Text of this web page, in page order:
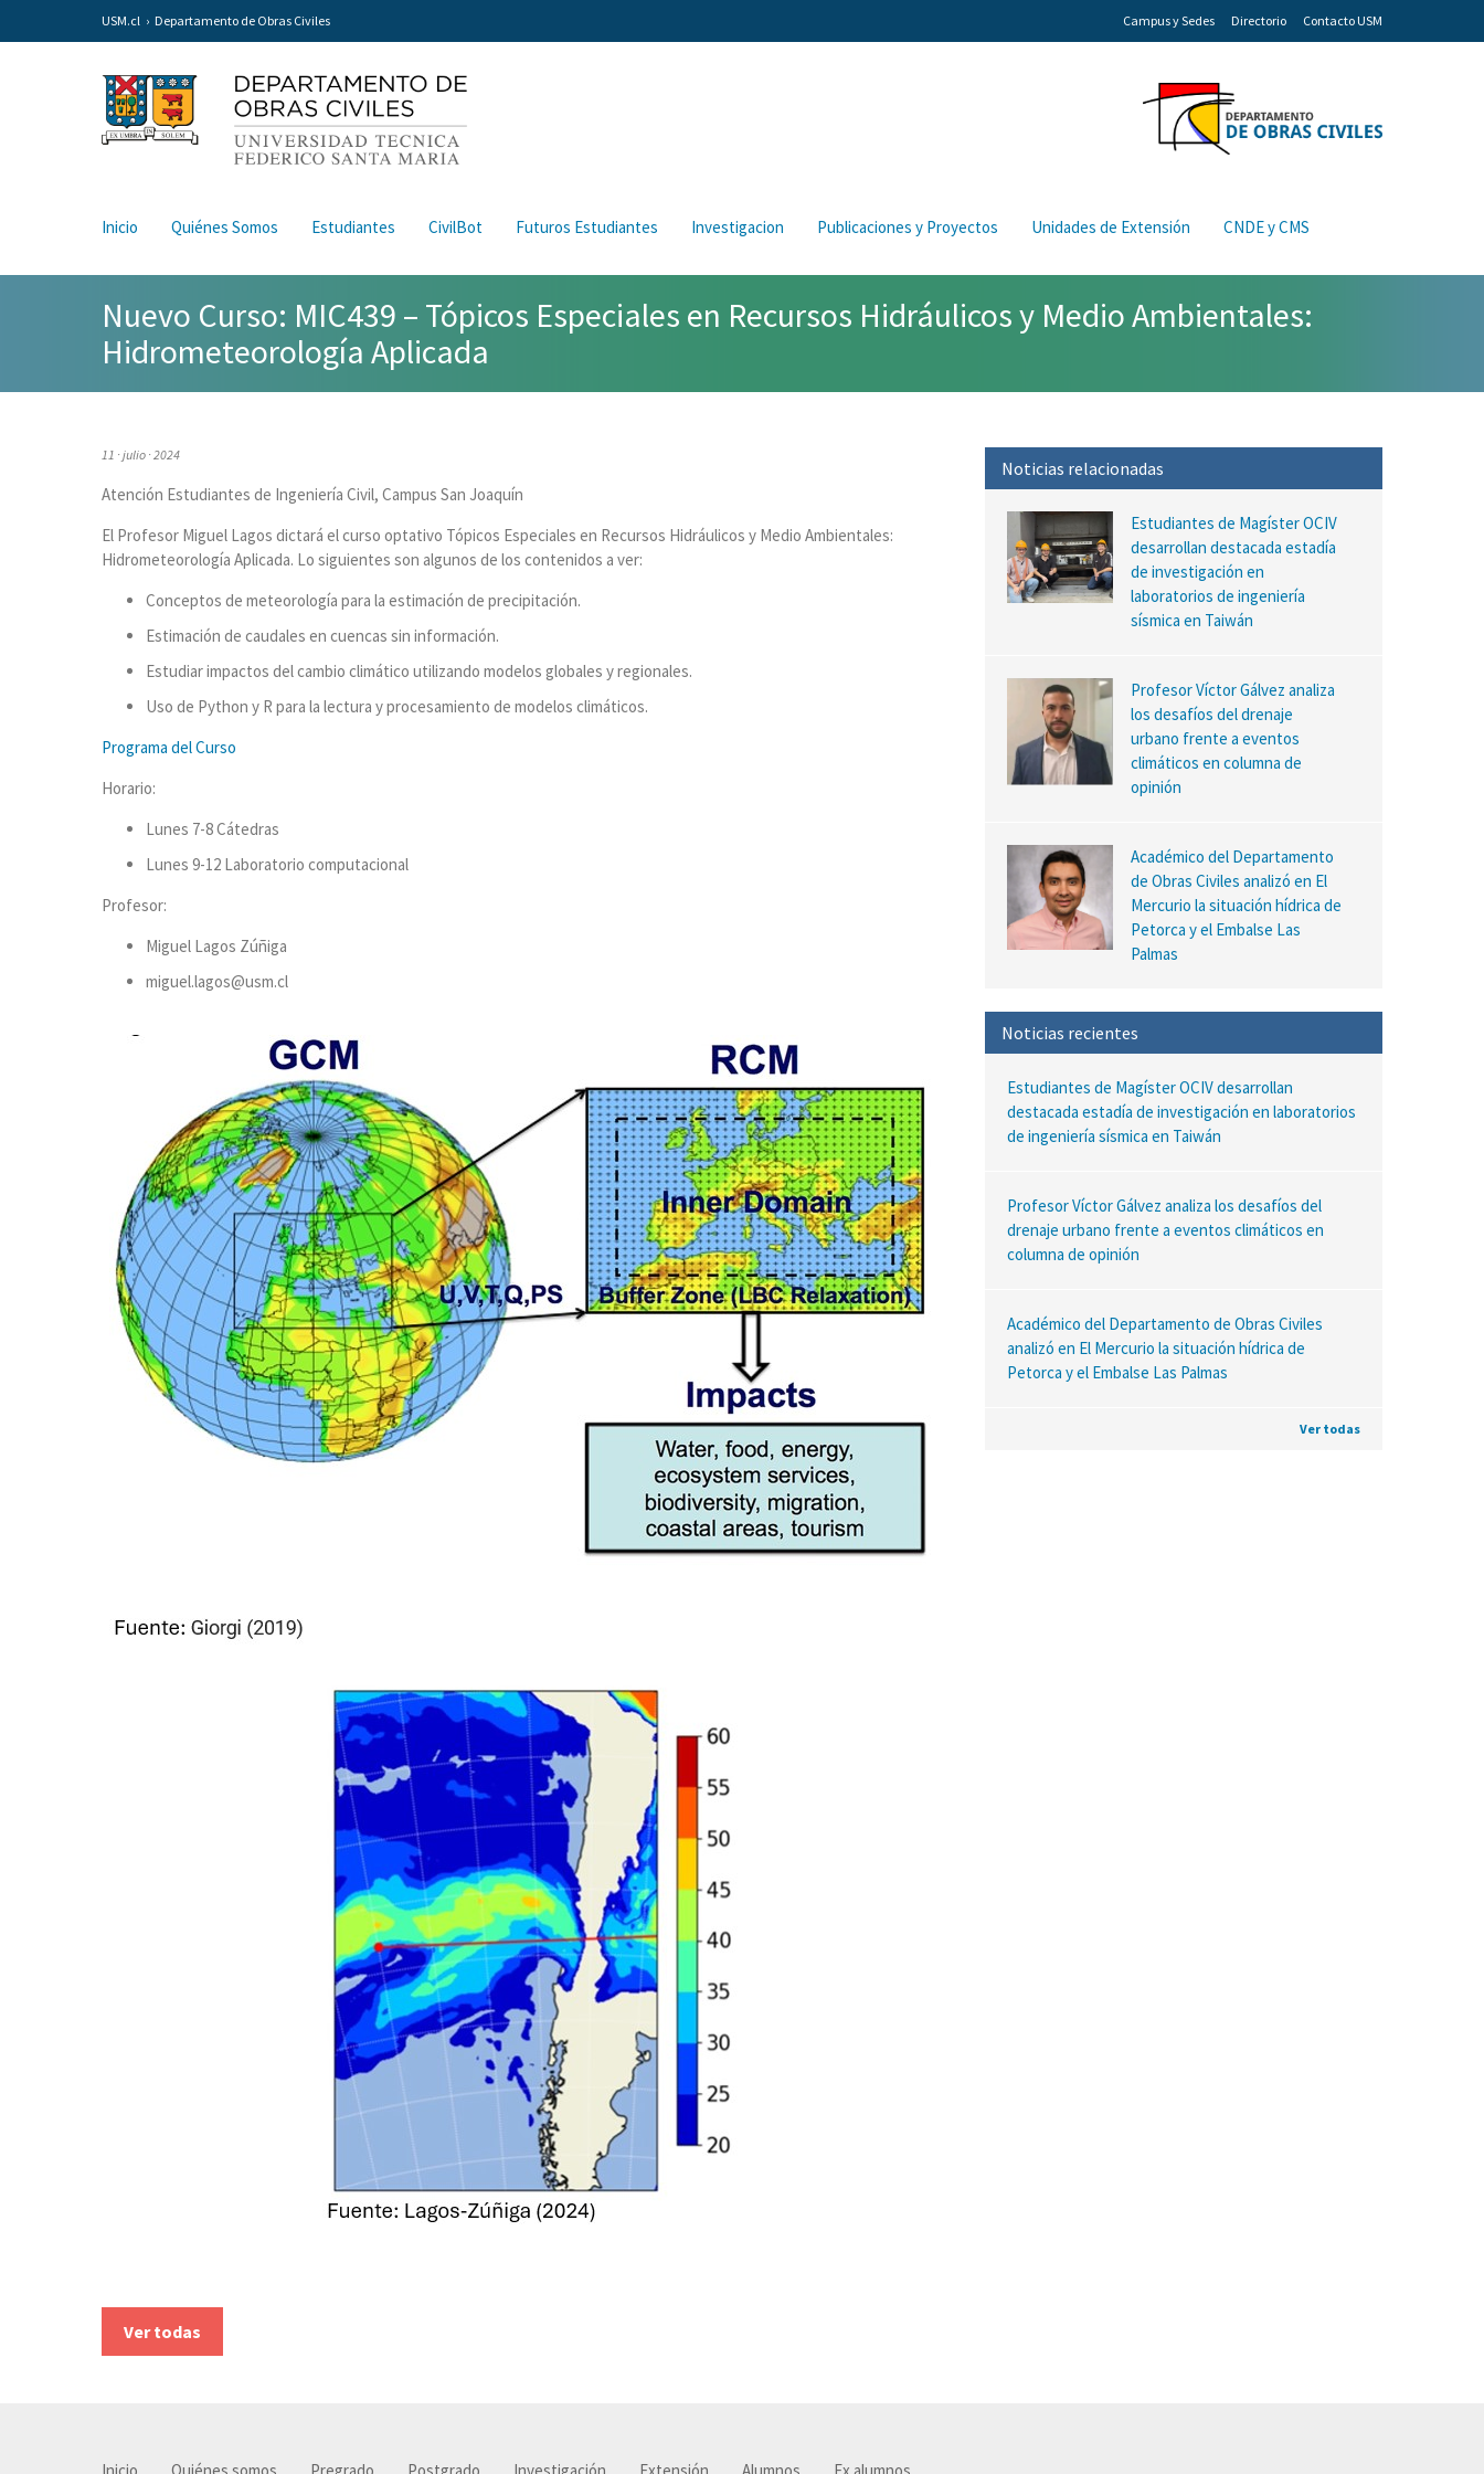
USM.cl Departamento de Obras Civiles Campus y Sedes Directorio Contacto USM
Inicio Quiénes Somos Estudiantes CivilBot Futuros Estudiantes Investigacion Publicaciones y Proyectos Unidades de Extensión CNDE y CMS
Nuevo Curso: MIC439 – Tópicos Especiales en Recursos Hidráulicos y Medio Ambientales:
Hidrometeorología Aplicada
11 · julio · 2024
Atención Estudiantes de Ingeniería Civil, Campus San Joaquín
El Profesor Miguel Lagos dictará el curso optativo Tópicos Especiales en Recursos Hidráulicos y Medio Ambientales:
Hidrometeorología Aplicada. Lo siguientes son algunos de los contenidos a ver:
Conceptos de meteorología para la estimación de precipitación.
Estimación de caudales en cuencas sin información.
Estudiar impactos del cambio climático utilizando modelos globales y regionales.
Uso de Python y R para la lectura y procesamiento de modelos climáticos.
Programa del Curso
Horario:
Lunes 7-8 Cátedras
Lunes 9-12 Laboratorio computacional
Profesor:
Miguel Lagos Zúñiga
miguel.lagos@usm.cl
Noticias relacionadas
Estudiantes de Magíster OCIV
desarrollan destacada estadía
de investigación en
laboratorios de ingeniería
sísmica en Taiwán
Profesor Víctor Gálvez analiza
los desafíos del drenaje
urbano frente a eventos
climáticos en columna de
opinión
Académico del Departamento
de Obras Civiles analizó en El
Mercurio la situación hídrica de
Petorca y el Embalse Las
Palmas
Noticias recientes
Estudiantes de Magíster OCIV desarrollan
destacada estadía de investigación en laboratorios
de ingeniería sísmica en Taiwán
Profesor Víctor Gálvez analiza los desafíos del
drenaje urbano frente a eventos climáticos en
columna de opinión
Académico del Departamento de Obras Civiles
analizó en El Mercurio la situación hídrica de
Petorca y el Embalse Las Palmas
Ver todas
Ver todas